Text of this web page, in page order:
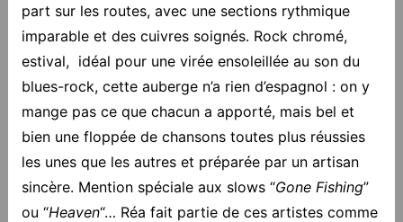
part sur les routes, avec une sections rythmique
imparable et des cuivres soignés. Rock chromé,
estival, idéal pour une virée ensoleillée au son du
blues-rock, cette auberge n’a rien d’espagnol : on y
mange pas ce que chacun a apporté, mais bel et
bien une floppée de chansons toutes plus réussies
les unes que les autres et préparée par un artisan
sincère. Mention spéciale aux slows “Gone Fishing”
ou “Heaven“… Réa fait partie de ces artistes comme